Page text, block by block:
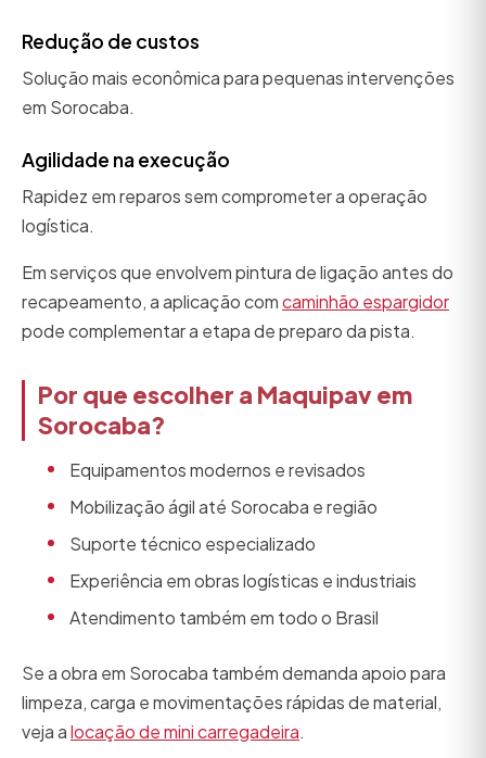
Redução de custos
Solução mais econômica para pequenas intervenções
em Sorocaba.
Agilidade na execução
Rapidez em reparos sem comprometer a operação
logística.
Em serviços que envolvem pintura de ligação antes do
recapeamento, a aplicação comcaminhão espargidor
pode complementar a etapa de preparo da pista.
Por que escolher a Maquipav em
Sorocaba?
Equipamentos modernos e revisados
Mobilização ágil até Sorocaba e região
Suporte técnico especializado
Experiência em obras logísticas e industriais
Atendimento também em todo o Brasil
Se a obra em Sorocaba também demanda apoio para
limpeza, carga e movimentações rápidas de material,
veja alocação de mini carregadeira.